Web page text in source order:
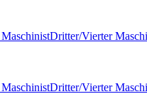
Dritter/Vierter
Dritter/Vierter